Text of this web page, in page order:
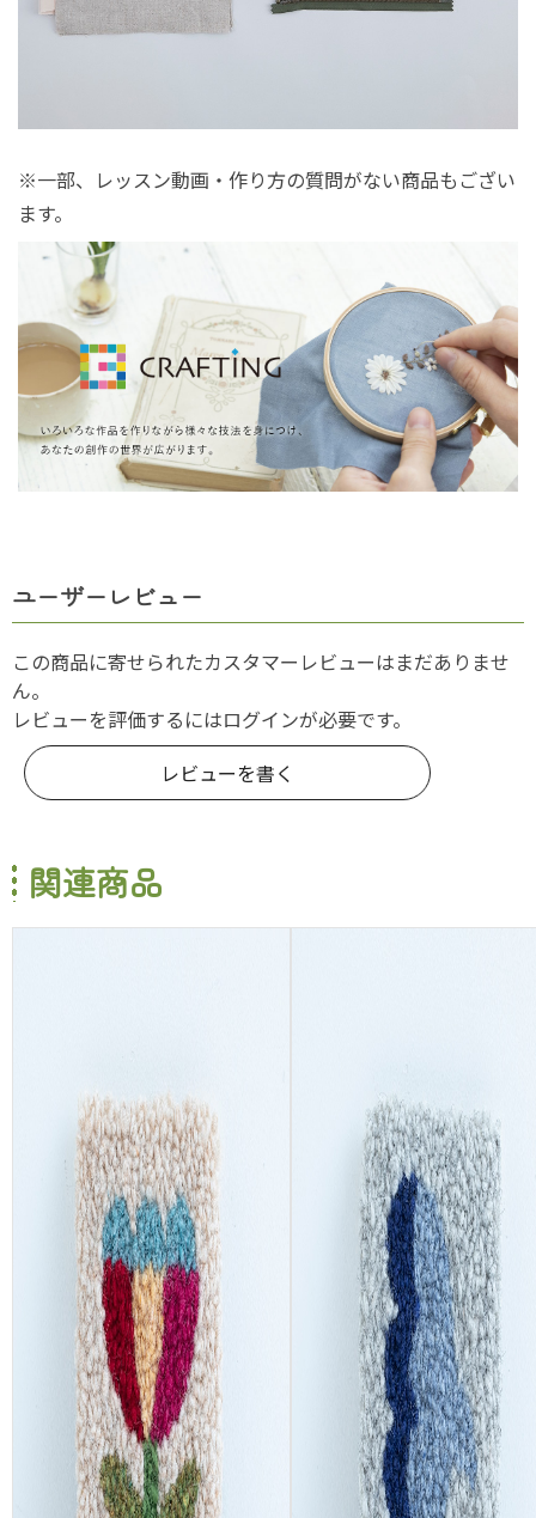
※一部、レッスン動画・作り方の質問がない商品もござい
ます。
ユーザーレビュー
この商品に寄せられたカスタマーレビューはまだありませ
ん。
レビューを評価するにはログインが必要です。
レビューを書く
関連商品